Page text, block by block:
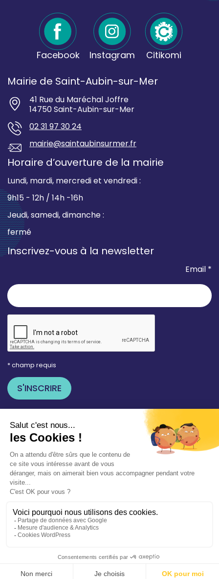
Facebook Instagram Citikomi
Mairie de Saint-Aubin-sur-Mer
41 Rue du Maréchal Joffre
14750 Saint-Aubin-sur-Mer
02 31 97 30 24
mairie@saintaubinsurmer.fr
Horaire d’ouverture de la mairie
Lundi, mardi, mercredi et vendredi :
9h15 - 12h / 14h -16h
Jeudi, samedi, dimanche :
fermé
Inscrivez-vous à la newsletter
Email *
* champ requis
Votre adresse e-mail est uniquement utilisée pour
vous envoyer les lettres d'information de la Mairie de
Saint-Aubin-sur-Mer. Vous pouvez à tout moment
utiliser le lien de désabonnement intégré dans la
confidentialité pour en savoir plus.
Vos démarches en ligne
Politique de confidentialité
Mentions légales
Accessibilité conforme à 94%